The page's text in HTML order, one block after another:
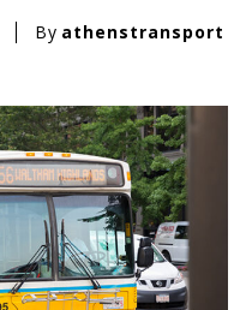
By athenstransport